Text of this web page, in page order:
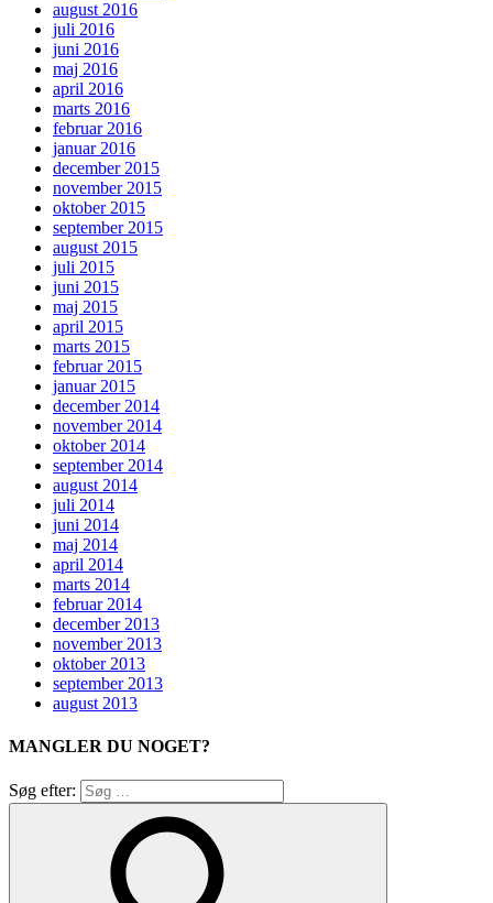
august 2016
juli 2016
juni 2016
maj 2016
april 2016
marts 2016
februar 2016
januar 2016
december 2015
november 2015
oktober 2015
september 2015
august 2015
juli 2015
juni 2015
maj 2015
april 2015
marts 2015
februar 2015
januar 2015
december 2014
november 2014
oktober 2014
september 2014
august 2014
juli 2014
juni 2014
maj 2014
april 2014
marts 2014
februar 2014
december 2013
november 2013
oktober 2013
september 2013
august 2013
MANGLER DU NOGET?
Søg efter: